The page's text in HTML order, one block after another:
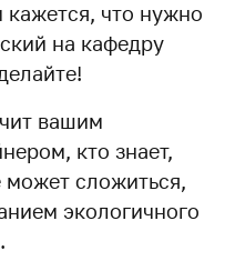
что нужно
на кафедру
вашим
кто знает,
может сложиться,
экологичного